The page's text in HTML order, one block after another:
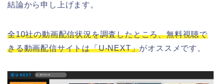
結論から申し上げます。
全10社の動画配信状況を調査したところ、無料視聴で
きる動画配信サイトは「U-NEXT」がオススメです。